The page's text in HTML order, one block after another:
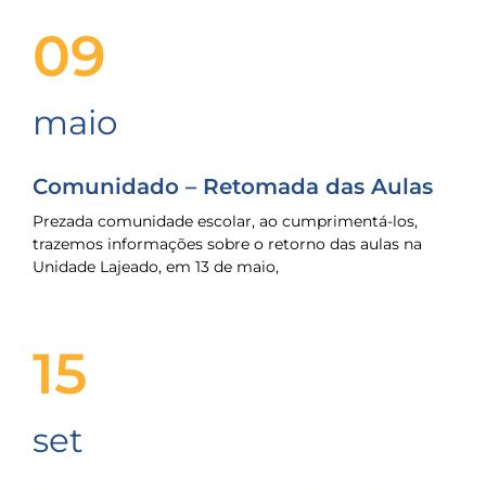
09
maio
Comunidado – Retomada das Aulas
Prezada comunidade escolar, ao cumprimentá-los,
trazemos informações sobre o retorno das aulas na
Unidade Lajeado, em 13 de maio,
15
set